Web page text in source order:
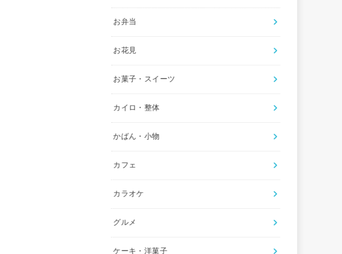
お弁当
お花見
お菓子・スイーツ
カイロ・整体
かばん・小物
カフェ
カラオケ
グルメ
ケーキ・洋菓子